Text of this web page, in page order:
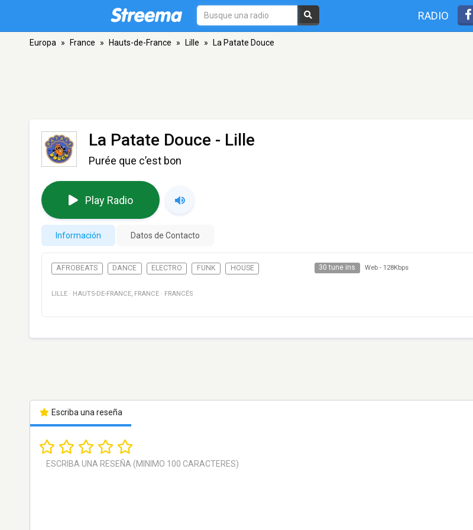
RADIO
Europa » France » Hauts-de-France » Lille » La Patate Douce
La Patate Douce - Lille
Purée que c’est bon
Play Radio
Información Datos de Contacto
AFROBEATS DANCE ELECTRO FUNK HOUSE 30 tune ins Web - 128Kbps
LILLE · HAUTS-DE-FRANCE, FRANCE · FRANCÉS
Escriba una reseña